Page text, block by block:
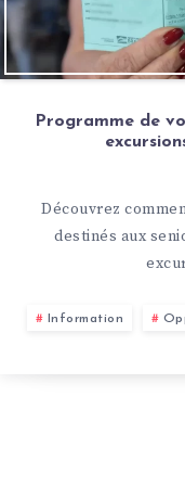
Programme de
Découvrez
destinés aux
Information